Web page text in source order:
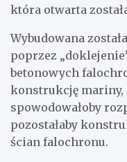
która otwarta
Wybudowana
poprzez
betonowych
konstrukcję
spowodowałoby
pozostałaby
ścian falochronu.